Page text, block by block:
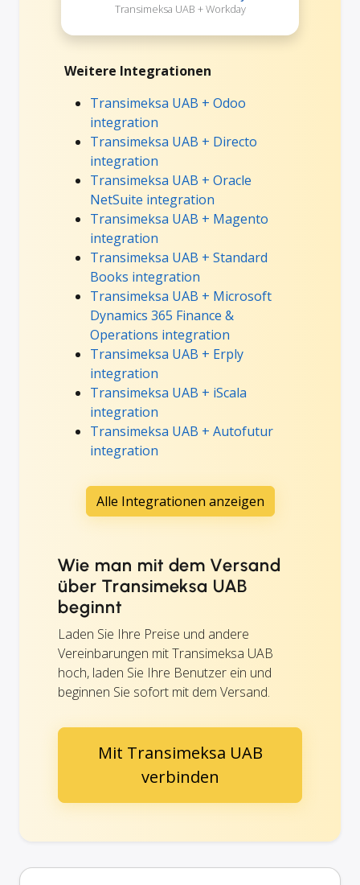
Transimeksa UAB + Workday
Weitere Integrationen
Transimeksa UAB + Odoo
integration
Transimeksa UAB + Directo
integration
Transimeksa UAB + Oracle
NetSuite integration
Transimeksa UAB + Magento
integration
Transimeksa UAB + Standard
Books integration
Transimeksa UAB + Microsoft
Dynamics 365 Finance &
Operations integration
Transimeksa UAB + Erply
integration
Transimeksa UAB + iScala
integration
Transimeksa UAB + Autofutur
integration
Alle Integrationen anzeigen
Wie man mit dem Versand
über Transimeksa UAB
beginnt
Laden Sie Ihre Preise und andere
Vereinbarungen mit Transimeksa UAB
hoch, laden Sie Ihre Benutzer ein und
beginnen Sie sofort mit dem Versand.
Mit Transimeksa UAB
verbinden